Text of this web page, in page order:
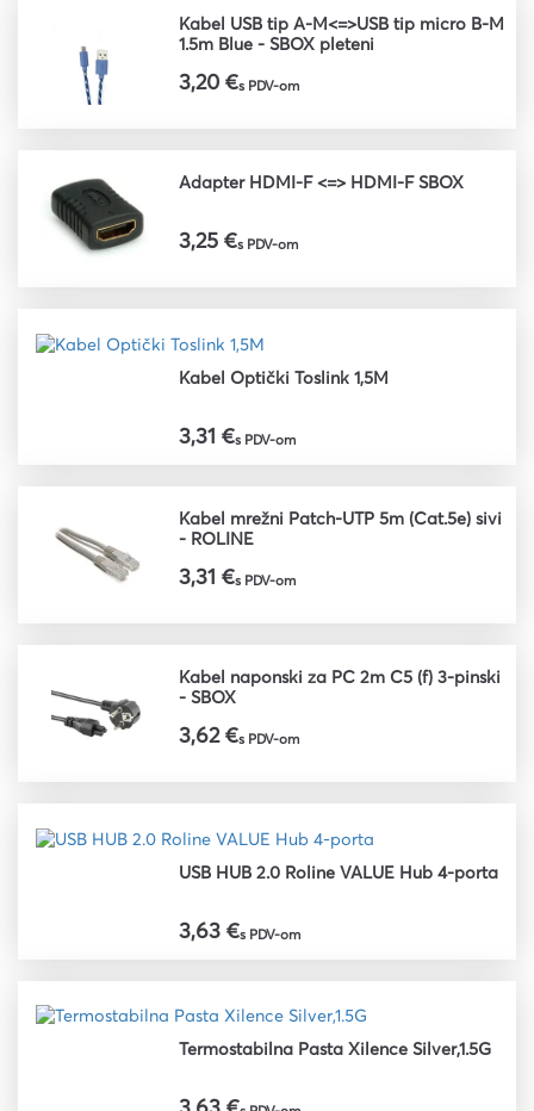
Kabel USB tip A-M<=>USB tip micro B-M
1.5m Blue - SBOX pleteni
3,20 €s PDV-om
Adapter HDMI-F <=> HDMI-F SBOX
3,25 €s PDV-om
Kabel Optički Toslink 1,5M
3,31 €s PDV-om
Kabel mrežni Patch-UTP 5m (Cat.5e) sivi
- ROLINE
3,31 €s PDV-om
Kabel naponski za PC 2m C5 (f) 3-pinski
- SBOX
3,62 €s PDV-om
USB HUB 2.0 Roline VALUE Hub 4-porta
3,63 €s PDV-om
Termostabilna Pasta Xilence Silver,1.5G